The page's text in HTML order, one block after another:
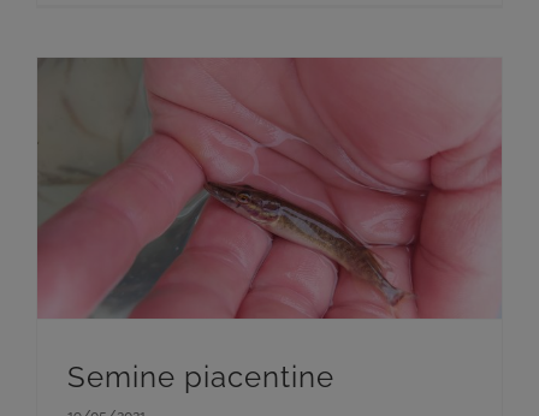
Semine piacentine